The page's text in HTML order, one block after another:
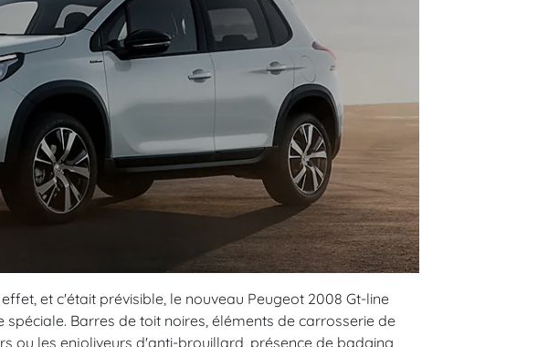
et c'était prévisible, le nouveau Peugeot 2008 Gt-line
Barres de toit noires, éléments de carrosserie de
ou les enjoliveurs d'anti-brouillard, présence de badging